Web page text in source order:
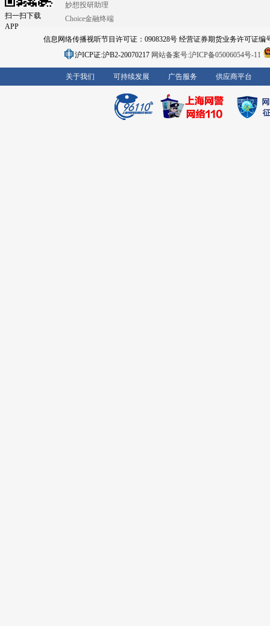
扫一扫下载
APP
妙想投研助理
Choice金融终端
信息网络传播视听节目许可证：0908328号 经营证券期货业务许可证编
沪ICP证:沪B2-20070217 网站备案号:沪ICP备05006054号-11
关于我们 可持续发展 广告服务 供应商平台